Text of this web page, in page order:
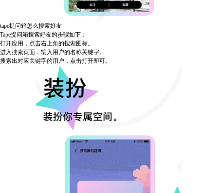
tape提问箱怎么搜索好友
Tape提问箱搜索好友的步骤如下：
打开应用，点击右上角的搜索图标。
进入搜索页面，输入用户的名称关键字。
搜索出对应关键字的用户，点击打开即可。